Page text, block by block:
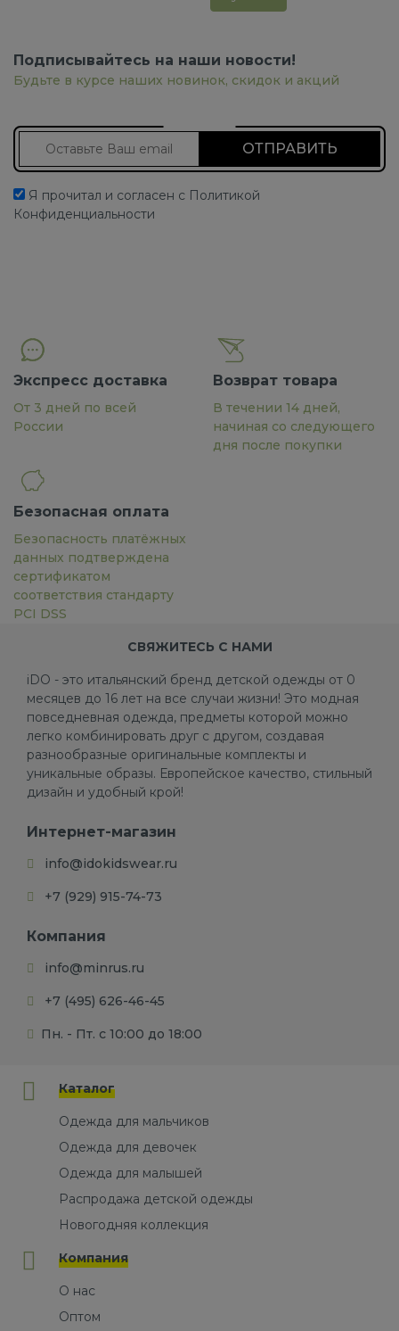
Подписывайтесь на наши новости!
Будьте в курсе наших новинок, скидок и акций
Я прочитал и согласен с Политикой
Конфиденциальности
Экспресс доставка
От 3 дней по всей
России
Возврат товара
В течении 14 дней,
начиная со следующего
дня после покупки
Безопасная оплата
Безопасность платёжных
данных подтверждена
сертификатом
соответствия стандарту
PCI DSS
СВЯЖИТЕСЬ С НАМИ
iDO - это итальянский бренд детской одежды от 0
месяцев до 16 лет на все случаи жизни! Это модная
повседневная одежда, предметы которой можно
легко комбинировать друг с другом, создавая
разнообразные оригинальные комплекты и
уникальные образы. Европейское качество, стильный
дизайн и удобный крой!
Интернет-магазин
info@idokidswear.ru
+7 (929) 915-74-73
Компания
info@minrus.ru
+7 (495) 626-46-45
Пн. - Пт. с 10:00 до 18:00
Каталог
Одежда для мальчиков
Одежда для девочек
Одежда для малышей
Распродажа детской одежды
Новогодняя коллекция
Компания
О нас
Оптом